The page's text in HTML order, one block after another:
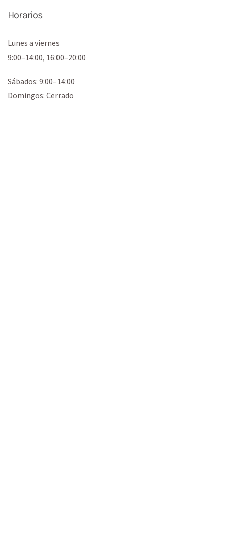
Horarios
Lunes a viernes
9:00–14:00, 16:00–20:00
Sábados: 9:00–14:00
Domingos: Cerrado